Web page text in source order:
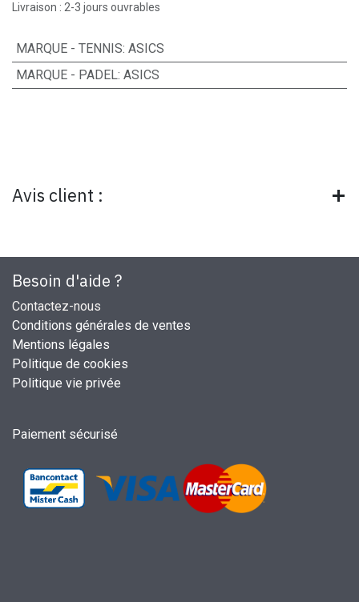
Livraison : 2-3 jours ouvrables
MARQUE - TENNIS: ASICS
MARQUE - PADEL: ASICS
Avis client :
Besoin d'aide ?
Contactez-nous
Conditions générales de ventes
Mentions légales
Politique de cookies
Politique vie privée
Paiement sécurisé